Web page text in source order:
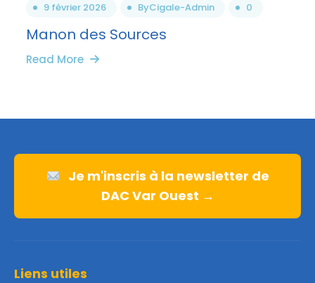
9 février 2026 ByCigale-Admin 0
Manon des Sources
Read More
Je m'inscris à la newsletter de
DAC Var Ouest →
Liens utiles